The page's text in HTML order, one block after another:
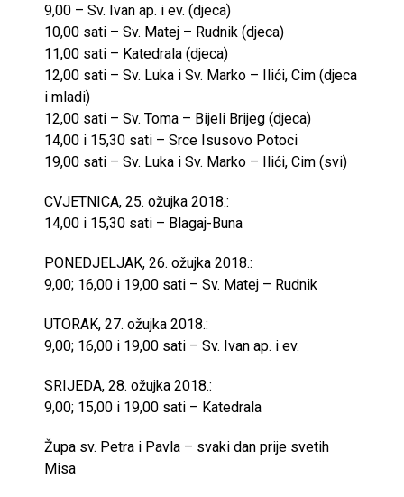
9,00 – Sv. Ivan ap. i ev. (djeca)
10,00 sati – Sv. Matej – Rudnik (djeca)
11,00 sati – Katedrala (djeca)
12,00 sati – Sv. Luka i Sv. Marko – Ilići, Cim (djeca
i mladi)
12,00 sati – Sv. Toma – Bijeli Brijeg (djeca)
14,00 i 15,30 sati – Srce Isusovo Potoci
19,00 sati – Sv. Luka i Sv. Marko – Ilići, Cim (svi)
CVJETNICA, 25. ožujka 2018.:
14,00 i 15,30 sati – Blagaj-Buna
PONEDJELJAK, 26. ožujka 2018.:
9,00; 16,00 i 19,00 sati – Sv. Matej – Rudnik
UTORAK, 27. ožujka 2018.:
9,00; 16,00 i 19,00 sati – Sv. Ivan ap. i ev.
SRIJEDA, 28. ožujka 2018.:
9,00; 15,00 i 19,00 sati – Katedrala
Župa sv. Petra i Pavla – svaki dan prije svetih
Misa